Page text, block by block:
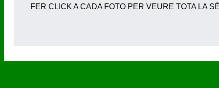
FER CLICK A CADA FOTO PER VEURE TOTA LA